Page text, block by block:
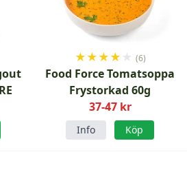
★★★★ ★ (6)
Food Force Tomatsoppa
Frystorkad 60g
37-47 kr
Info Köp